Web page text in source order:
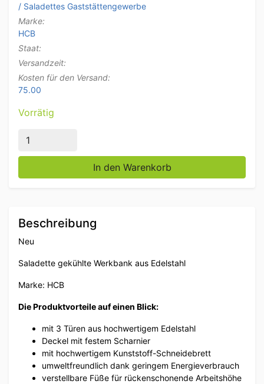
/ Saladettes Gaststättengewerbe
Marke:
HCB
Staat:
Versandzeit:
Kosten für den Versand:
75.00
Vorrätig
HCB Edelstahl Saladette Gekühlte Werkbank 3 Türen
In den Warenkorb
Beschreibung
Neu
Saladette gekühlte Werkbank aus Edelstahl
Marke: HCB
Die Produktvorteile auf einen Blick:
mit 3 Türen aus hochwertigem Edelstahl
Deckel mit festem Scharnier
mit hochwertigem Kunststoff-Schneidebrett
umweltfreundlich dank geringem Energieverbrauch
verstellbare Füße für rückenschonende Arbeitshöhe